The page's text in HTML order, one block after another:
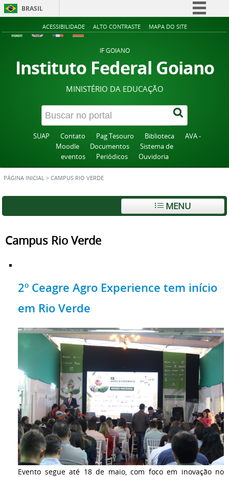
BRASIL
Simplifique!
Acesso à informação
Legislação
Canais
ACESSIBILIDADE ALTO CONTRASTE MAPA DO SITE
IF GOIANO
Instituto Federal Goiano
MINISTÉRIO DA EDUCAÇÃO
SUAP Contato Pag Tesouro Biblioteca
AVA -
Moodle
Documentos
Sistema de
eventos
Periódicos Ouvidoria
PÁGINA INICIAL > CAMPUS RIO VERDE
MENU
Campus Rio Verde
2º Ceagre Agro Experience tem início
em Rio Verde
Evento segue até 18 de maio, com foco em inovação no